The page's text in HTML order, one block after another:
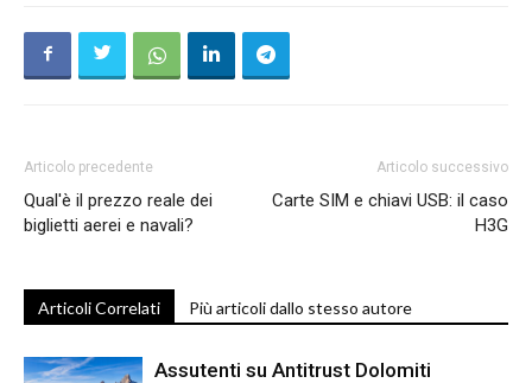
Articolo precedente
Qual'è il prezzo reale dei
biglietti aerei e navali?
Articolo successivo
Carte SIM e chiavi USB: il caso
H3G
Articoli Correlati Più articoli dallo stesso autore
Assutenti su Antitrust Dolomiti